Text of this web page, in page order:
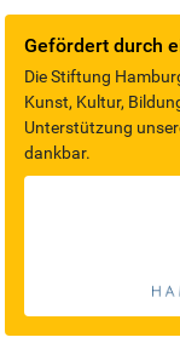
drei bis vier…
Gefördert durch
Die Stiftung
Kunst, Kultur,
Unterstützung
dankbar.